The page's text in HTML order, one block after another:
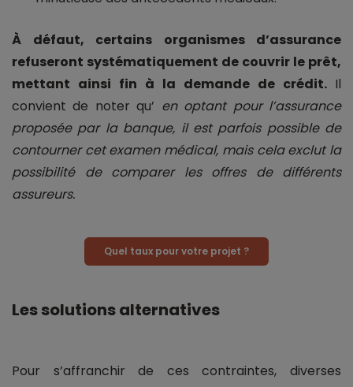
À défaut, certains organismes d’assurance
refuseront systématiquement de couvrir le prêt,
mettant ainsi fin à la demande de crédit. Il
convient de noter qu’ en optant pour l’assurance
proposée par la banque, il est parfois possible de
contourner cet examen médical, mais cela exclut la
possibilité de comparer les offres de différents
assureurs.
Quel taux pour votre projet ?
Les solutions alternatives
Pour s’affranchir de ces contraintes, diverses